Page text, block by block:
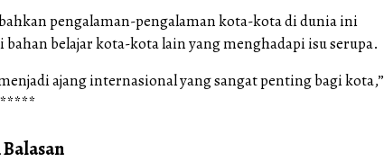
pengalaman-pengalaman kota-kota di dunia ini
bahan belajar kota-kota lain yang menghadapi isu serupa.
ajang internasional yang sangat penting bagi kota,”